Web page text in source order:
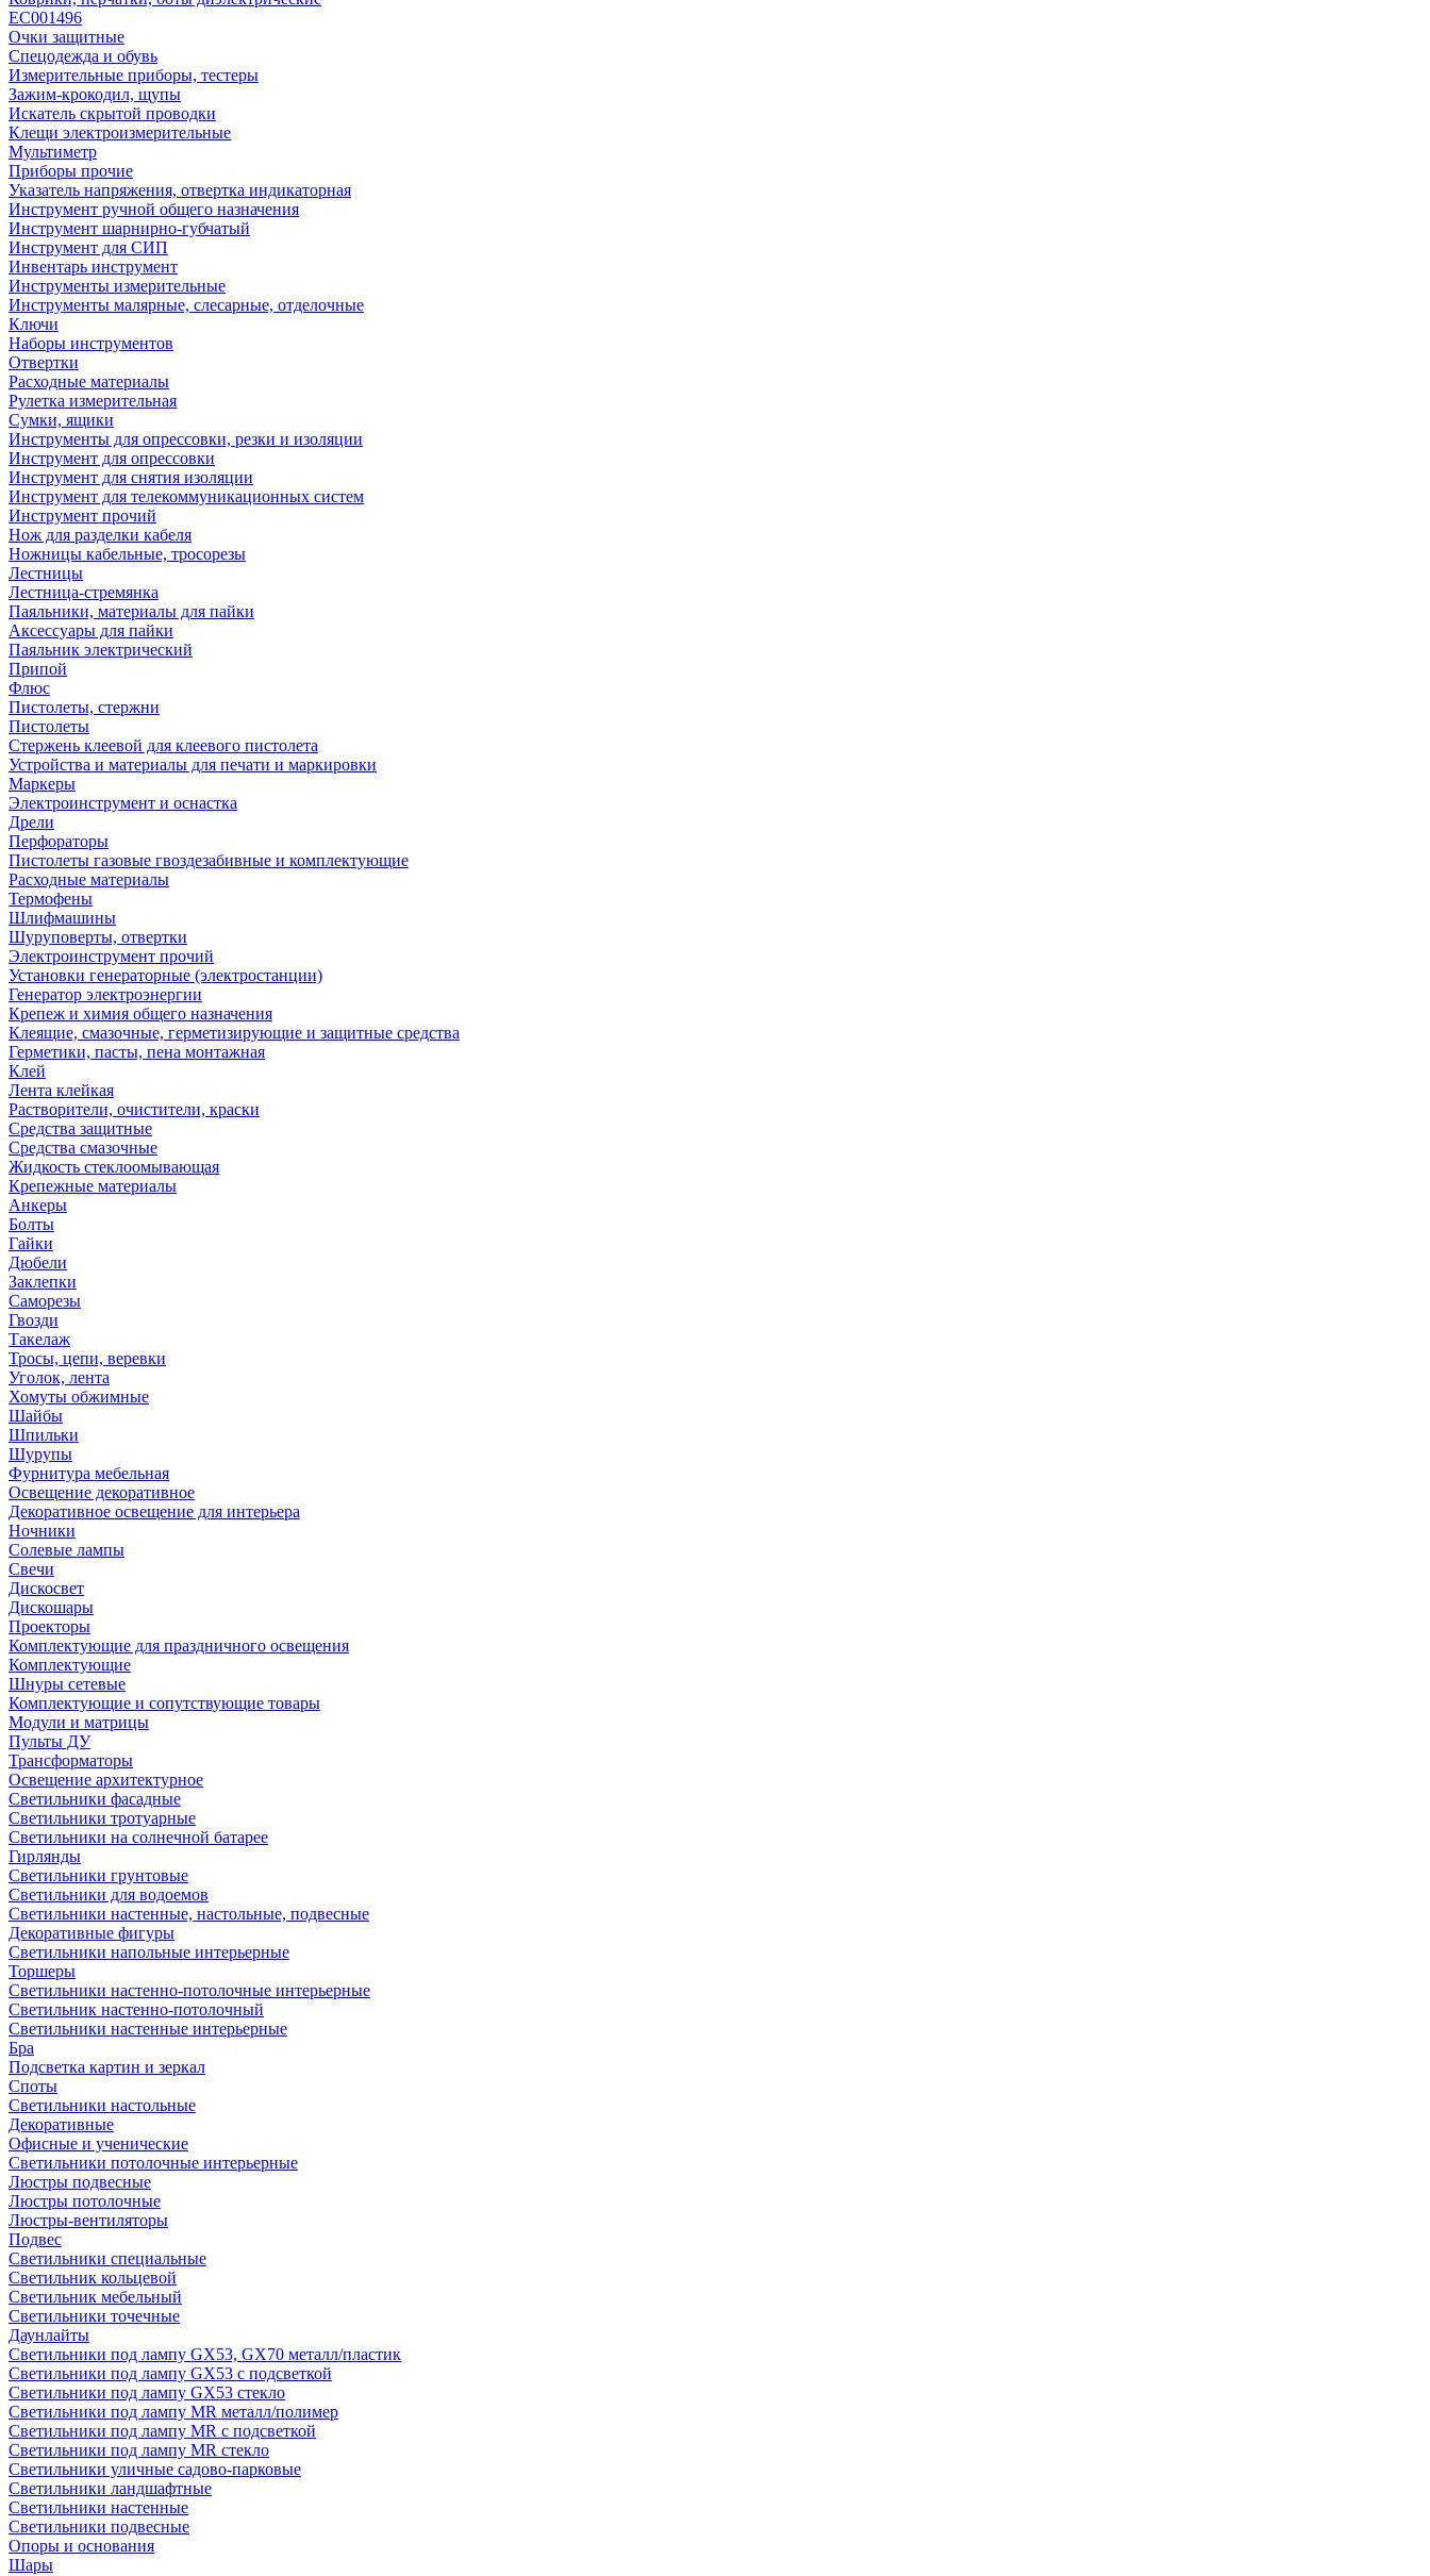
EC001496
Очки защитные
Спецодежда и обувь
Измерительные приборы, тестеры
Зажим-крокодил, щупы
Искатель скрытой проводки
Клещи электроизмерительные
Мультиметр
Приборы прочие
Указатель напряжения, отвертка индикаторная
Инструмент ручной общего назначения
Инструмент шарнирно-губчатый
Инструмент для СИП
Инвентарь инструмент
Инструменты измерительные
Инструменты малярные, слесарные, отделочные
Ключи
Наборы инструментов
Отвертки
Расходные материалы
Рулетка измерительная
Сумки, ящики
Инструменты для опрессовки, резки и изоляции
Инструмент для опрессовки
Инструмент для снятия изоляции
Инструмент для телекоммуникационных систем
Инструмент прочий
Нож для разделки кабеля
Ножницы кабельные, тросорезы
Лестницы
Лестница-стремянка
Паяльники, материалы для пайки
Аксессуары для пайки
Паяльник электрический
Припой
Флюс
Пистолеты, стержни
Пистолеты
Стержень клеевой для клеевого пистолета
Устройства и материалы для печати и маркировки
Маркеры
Электроинструмент и оснастка
Дрели
Перфораторы
Пистолеты газовые гвоздезабивные и комплектующие
Расходные материалы
Термофены
Шлифмашины
Шуруповерты, отвертки
Электроинструмент прочий
Установки генераторные (электростанции)
Генератор электроэнергии
Крепеж и химия общего назначения
Клеящие, смазочные, герметизирующие и защитные средства
Герметики, пасты, пена монтажная
Клей
Лента клейкая
Растворители, очистители, краски
Средства защитные
Средства смазочные
Жидкость стеклоомывающая
Крепежные материалы
Анкеры
Болты
Гайки
Дюбели
Заклепки
Саморезы
Гвозди
Такелаж
Тросы, цепи, веревки
Уголок, лента
Хомуты обжимные
Шайбы
Шпильки
Шурупы
Фурнитура мебельная
Освещение декоративное
Декоративное освещение для интерьера
Ночники
Солевые лампы
Свечи
Дискосвет
Дискошары
Проекторы
Комплектующие для праздничного освещения
Комплектующие
Шнуры сетевые
Комплектующие и сопутствующие товары
Модули и матрицы
Пульты ДУ
Трансформаторы
Освещение архитектурное
Светильники фасадные
Светильники тротуарные
Светильники на солнечной батарее
Гирлянды
Светильники грунтовые
Светильники для водоемов
Светильники настенные, настольные, подвесные
Декоративные фигуры
Светильники напольные интерьерные
Торшеры
Светильники настенно-потолочные интерьерные
Светильник настенно-потолочный
Светильники настенные интерьерные
Бра
Подсветка картин и зеркал
Споты
Светильники настольные
Декоративные
Офисные и ученические
Светильники потолочные интерьерные
Люстры подвесные
Люстры потолочные
Люстры-вентиляторы
Подвес
Светильники специальные
Светильник кольцевой
Светильник мебельный
Светильники точечные
Даунлайты
Светильники под лампу GX53, GX70 металл/пластик
Светильники под лампу GX53 с подсветкой
Светильники под лампу GX53 стекло
Светильники под лампу MR металл/полимер
Светильники под лампу MR с подсветкой
Светильники под лампу MR стекло
Светильники уличные садово-парковые
Светильники ландшафтные
Светильники настенные
Светильники подвесные
Опоры и основания
Шары